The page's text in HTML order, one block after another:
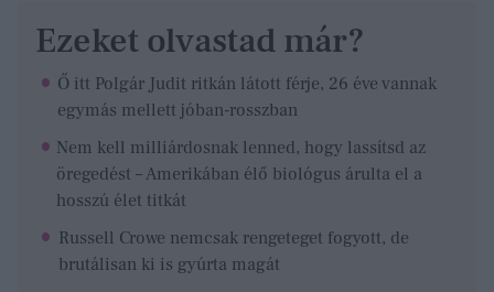
Ezeket olvastad már?
Ő itt Polgár Judit ritkán látott férje, 26 éve vannak
egymás mellett jóban-rosszban
Nem kell milliárdosnak lenned, hogy lassítsd az
öregedést – Amerikában élő biológus árulta el a
hosszú élet titkát
Russell Crowe nemcsak rengeteget fogyott, de
brutálisan ki is gyúrta magát